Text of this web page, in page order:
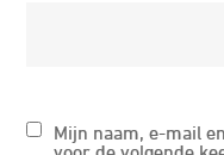
Mijn naam, e-mail